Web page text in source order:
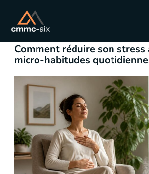
mai 7, 2026
Comment réduire son stress
micro-habitudes